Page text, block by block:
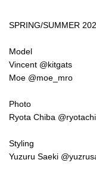
SPRING/SUMMER
Model
Vincent @kitgats
Moe @moe_mro
Photo
Ryota Chiba
Styling
Yuzuru Saeki